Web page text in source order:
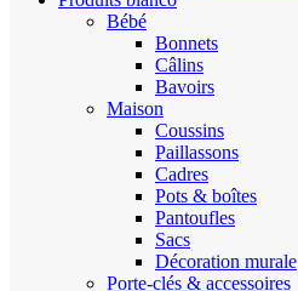
Bébé
Bonnets
Câlins
Bavoirs
Maison
Coussins
Paillassons
Cadres
Pots & boîtes
Pantoufles
Sacs
Décoration murale
Porte-clés & accessoires